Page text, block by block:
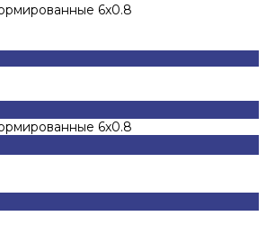
6x0.8
6x0.8